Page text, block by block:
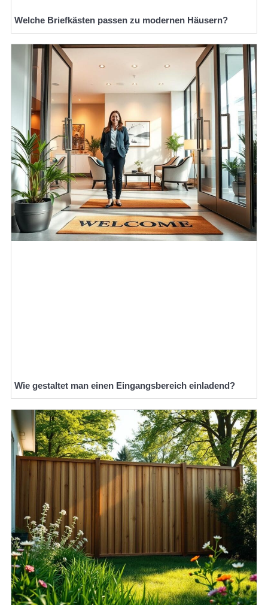
Welche Briefkästen passen zu modernen Häusern?
Wie gestaltet man einen Eingangsbereich einladend?